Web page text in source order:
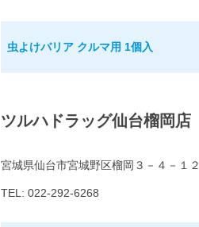
虫よけバリア クルマ用 1個入
ツルハドラッグ仙台榴岡店
宮城県仙台市宮城野区榴岡３－４－１２
TEL: 022-292-6268